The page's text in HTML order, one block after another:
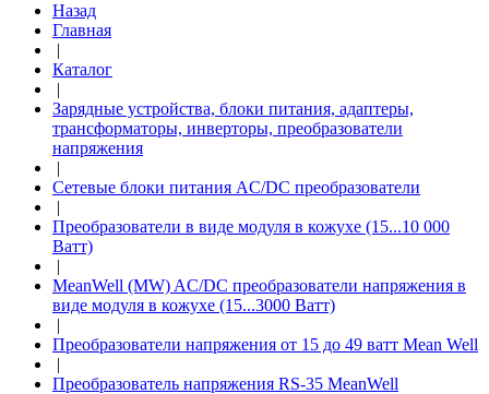
Назад
Главная
|
Каталог
|
Зарядные устройства, блоки питания, адаптеры,
трансформаторы, инверторы, преобразователи
напряжения
|
Сетевые блоки питания AC/DC преобразователи
|
Преобразователи в виде модуля в кожухе (15...10 000
Ватт)
|
MeanWell (MW) AC/DC преобразователи напряжения в
виде модуля в кожухе (15...3000 Ватт)
|
Преобразователи напряжения от 15 до 49 ватт Mean Well
|
Преобразователь напряжения RS-35 MeanWell